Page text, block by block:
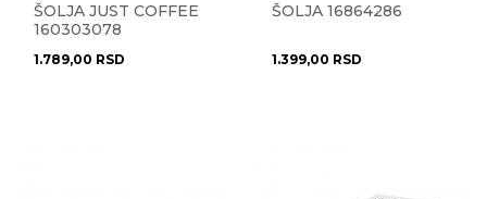
ŠOLJA JUST COFFEE
160303078
1.789,00 RSD
ŠOLJA 16864286
1.399,00 RSD